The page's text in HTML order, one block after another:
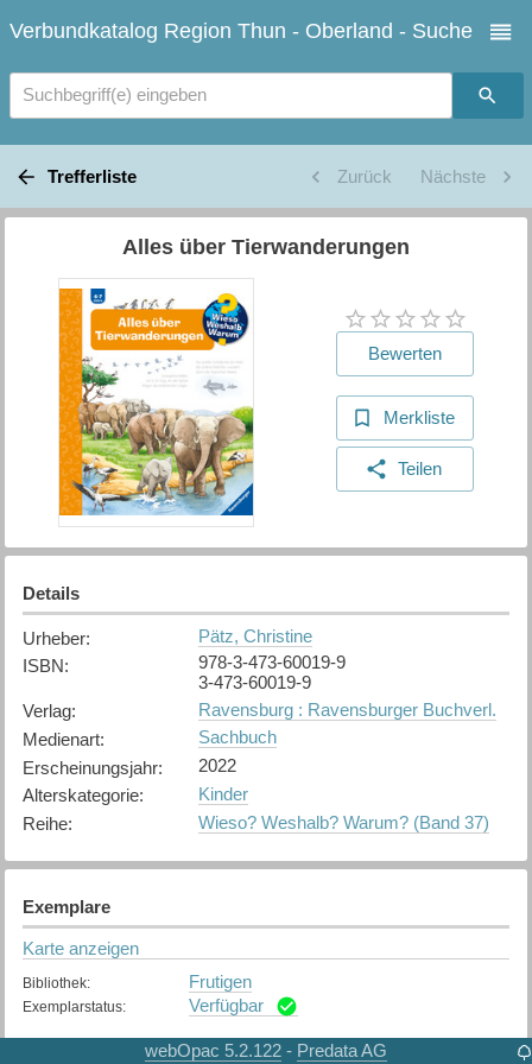
Verbundkatalog Region Thun - Oberland - Suche
Suchbegriff(e) eingeben
Trefferliste Zurück Nächste
Alles über Tierwanderungen
Bewerten
Merkliste
Teilen
Details
Urheber:
Pätz, Christine
ISBN:
978-3-473-60019-9
3-473-60019-9
Verlag:
Ravensburg : Ravensburger Buchverl.
Medienart:
Sachbuch
Erscheinungsjahr:
2022
Alterskategorie:
Kinder
Reihe: Wieso? Weshalb? Warum? (Band 37)
Exemplare
Karte anzeigen
Bibliothek: Frutigen
Exemplarstatus: Verfügbar
Thun
webOpac 5.2.122 - Predata AG